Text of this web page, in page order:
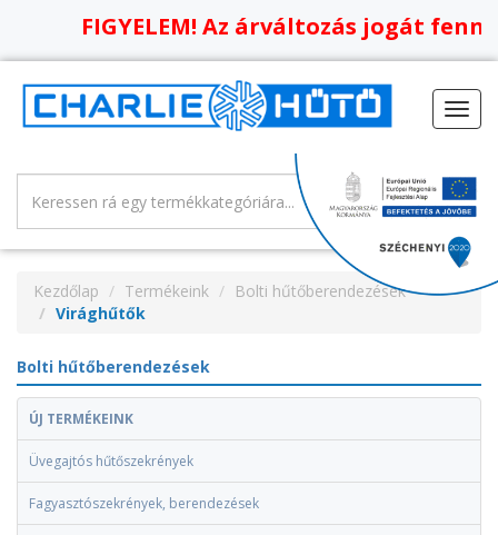
FIGYELEM! Az árváltozás jogát
Kezdőlap Termékeink
Bolti hűtőberendezések
Virághűtők
Bolti hűtőberendezések
ÚJ TERMÉKEINK
Üvegajtós hűtőszekrények
Fagyasztószekrények, berendezések